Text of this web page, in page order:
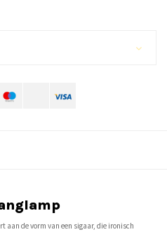
aan de vorm van een sigaar, die ironisch